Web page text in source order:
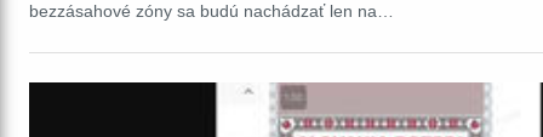
bezzásahové zóny sa budú nachádzať len na…